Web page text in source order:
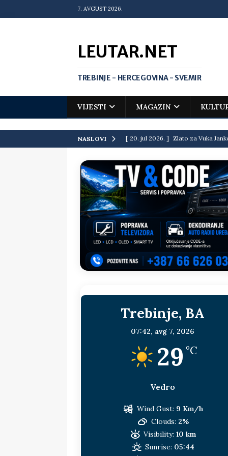
7. AVGUST 2026.
LEUTAR.NET
TREBINJE - HERCEGOVINA - SVEMIR
VIJESTI MAGAZIN
NASLOVI [ 20. jul 2026. ] Zlato za Vuka
[ 19. jul 2026. ] Da li i obraz ima
[ 16. jul 2026. ] Mile će da ti oprosti
[ 16. jul 2026. ] Krediti i dugovi
[ 15. jul 2026. ] Politički potres u
sljedeća meta!? BOSNA I
[ 14. jul 2026. ] Budimiru je jako
Dodik i Vučić nisu
[ 11. jul 2026. ] Ako se povučemo i
HERCEGOVINA
[ 9. jul 2026. ] RTRS-u blokirani svi
[ 30. jul 2026. ] Uhapšen bivši
Trebinje, BA
07:42, avg 7, 2026
29 °C
Vedro
Wind Gust: 9 Km/h
Clouds: 2%
Visibility: 10 km
Sunrise: 05:44